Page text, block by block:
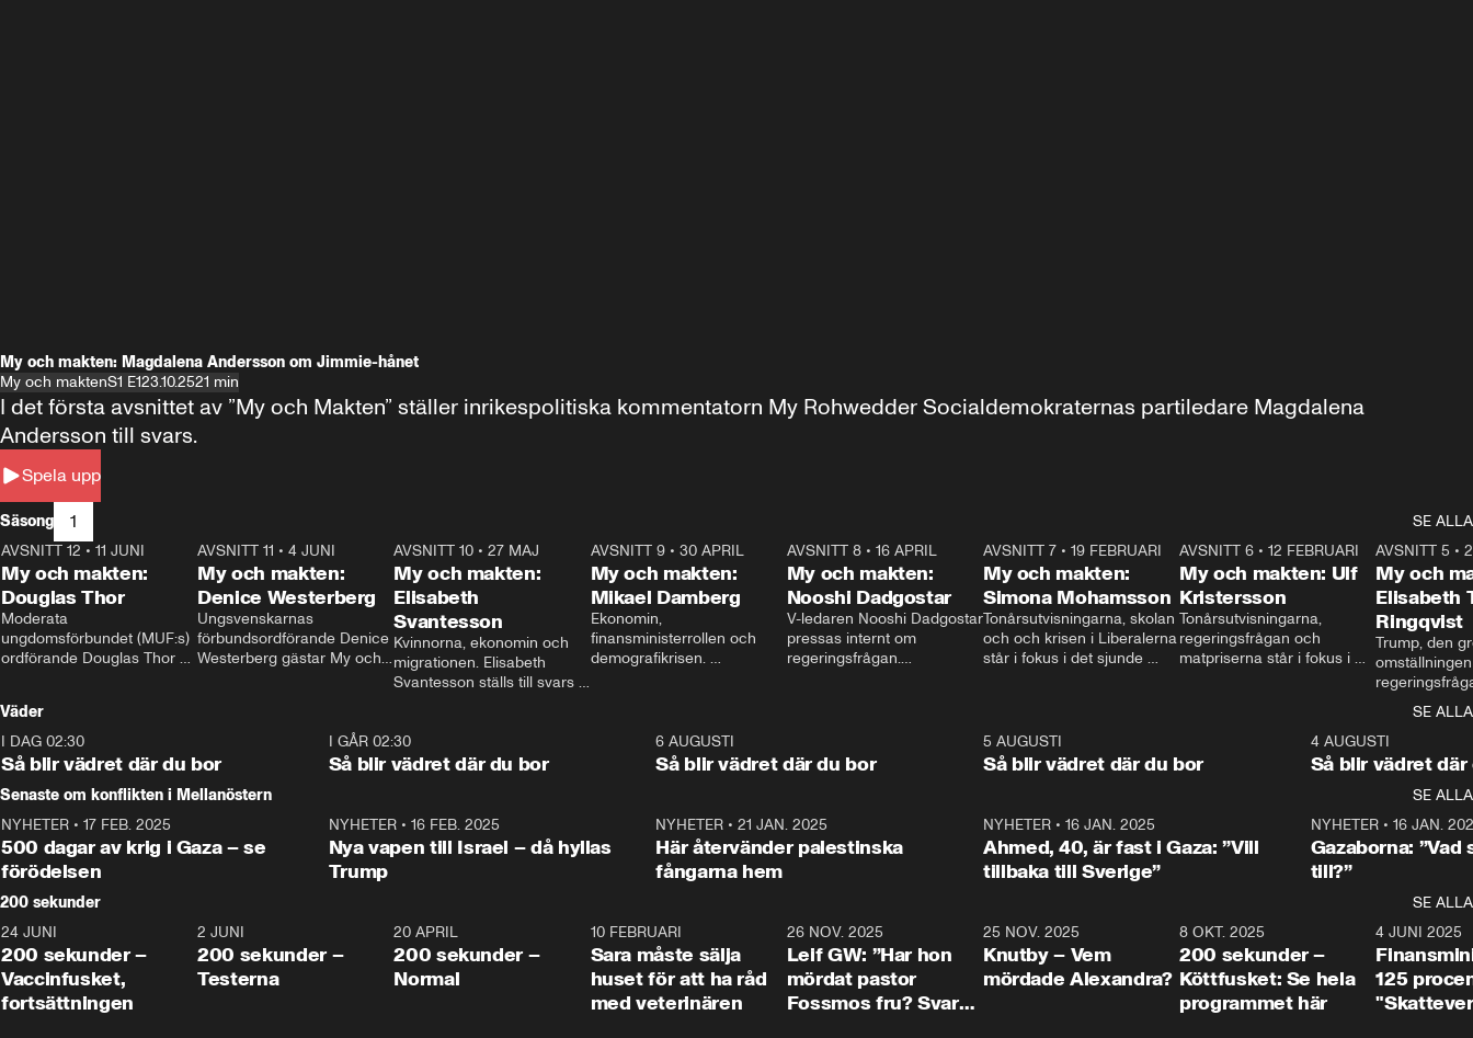
My och makten: Magdalena Andersson om Jimmie-hånet
My och maktenS1 E123.10.2521 min
Spela upp
I det första avsnittet av ”My och Makten” ställer inrikespolitiska kommentatorn My Rohwedder Socialdemokraternas partiledare Magdalena
Andersson till svars.
Säsong 1
SE ALLA
26:27
AVSNITT 12 • 11 JUNI
My och makten:
Douglas Thor
Moderata
ungdomsförbundet (MUF:s)
ordförande Douglas Thor
tonårsutvisningarna och hur
Moderaterna ska locka
väljare till valet i höst.
23:40
AVSNITT 11 •4 JUNI
My och makten:
Denice Westerberg
Ungsvenskarnas
förbundsordförande Denice
Westerberg gästar My och
AVSNITT 10 •27 MAJ
My och makten:
Elisabeth
Svantesson
Kvinnorna, ekonomin och
migrationen. Elisabeth
Svantesson ställs till svars
AVSNITT 9• 30 APRIL
My och makten:
Mikael Damberg
Ekonomin,
finansministerrollen och
demografikrisen.
och Makten.
AVSNITT 8• 16 APRIL
My och makten:
Nooshi Dadgostar
V-ledaren Nooshi Dadgostar
pressas internt om
regeringsfrågan.
– Vi ställer upp i val. Ska vi
vara med så sitter vi förstås
24:30
AVSNITT 7• 19 FEBRUARI
My och makten:
Simona Mohamsson
Tonårsutvisningarna, skolan
och och krisen i Liberalerna
står i fokus i det sjunde
kommentator My
Rohwedder ställer
utbildnings- och
Mohamsson till svars.
27:30
AVSNITT 6 •12 FEBRUARI
My och makten: Ulf
Kristersson
Tonårsutvisningarna,
regeringsfrågan och
matpriserna står i fokus i
Rohwedder ställer
statsminister Ulf Kristersson
AVSNITT 5 •
My och
Elisabeth
Ringqvist
Trump, den
centrum i
avsnittet av
Makten”. Se
Aftonbladets
Rohwedder
Thand Ring
Väder
SE ALLA
I DAG 02:30
Så blir vädret där du bor
1:06
I GÅR 02:30
Så blir vädret där du bor
6 AUGUSTI
Så blir vädret där du bor
5 AUGUSTI
Så blir vädret där du bor
4 AUGUSTI
Så blir vädret där
Senaste om konflikten i Mellanöstern
SE ALLA
NYHETER • 17 FEB. 2025
500 dagar av krig i Gaza – se
förödelsen
NYHETER• 16 FEB. 2025
Nya vapen till Israel – då hyllas
Trump
NYHETER •21 JAN. 2025
Här återvänder palestinska
fångarna hem
NYHETER• 16 JAN. 2025
Ahmed, 40, är fast i Gaza: ”Vill
tillbaka till Sverige”
NYHETER• 16 JAN.
Gazaborna:
till?”
200 sekunder
SE ALLA
5:00
24 JUNI
200 sekunder –
Vaccinfusket,
fortsättningen
4:23
2 JUNI
200 sekunder –
Testerna
20 APRIL
200 sekunder –
Normal
10 FEBRUARI
Sara måste sälja
huset för att ha råd
med veterinären
26 NOV. 2025
Leif GW: ”Har hon
mördat pastor
Fossmos fru? Svar
31:05
25 NOV. 2025
Knutby – Vem
mördade Alexandra?
4:29
8 OKT. 2025
200 sekunder –
Köttfusket: Se hela
programmet här
4 JUNI 2025
125